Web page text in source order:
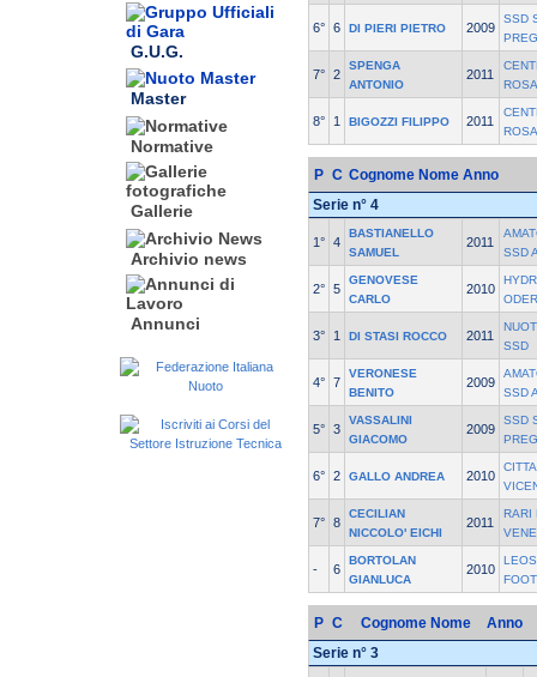
G.U.G.
Master
Normative
Gallerie
Archivio news
Annunci
6° 6 DI PIERI PIETRO 2009
SSD
7° 2
SPENGA
ANTONIO
2011
8° 1 BIGOZZI FILIPPO 2011
P C Cognome Nome Anno
Serie n° 4
1° 4
BASTIANELLO
SAMUEL
2011
SSD
2° 5
GENOVESE
CARLO
2010
3° 1 DI STASI ROCCO 2011
SSD
4° 7
VERONESE
BENITO
2009
SSD
5° 3
VASSALINI
GIACOMO
2009
SSD
6° 2 GALLO ANDREA 2010
7° 8
CECILIAN
NICCOLO' EICHI
2011
RARI
- 6
BORTOLAN
GIANLUCA
2010
P C Cognome Nome
Anno
Serie n° 3